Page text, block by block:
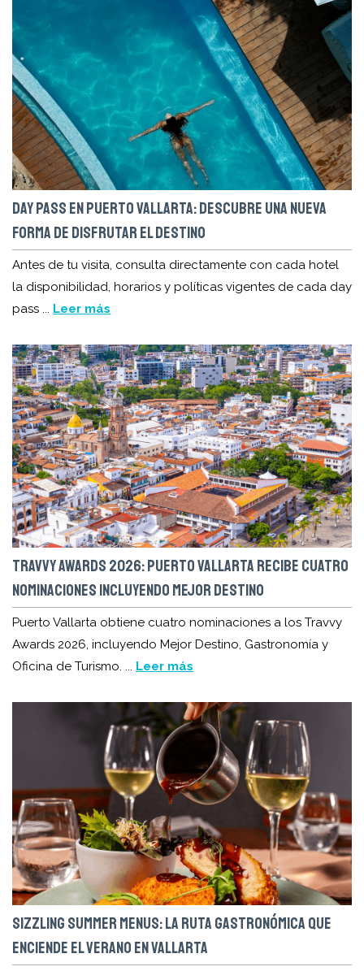
DAY PASS EN PUERTO VALLARTA: DESCUBRE UNA NUEVA
FORMA DE DISFRUTAR EL DESTINO
Antes de tu visita, consulta directamente con cada hotel
la disponibilidad, horarios y políticas vigentes de cada day
pass ... Leer más
TRAVVY AWARDS 2026: PUERTO VALLARTA RECIBE CUATRO
NOMINACIONES INCLUYENDO MEJOR DESTINO
Puerto Vallarta obtiene cuatro nominaciones a los Travvy
Awards 2026, incluyendo Mejor Destino, Gastronomía y
Oficina de Turismo. ... Leer más
SIZZLING SUMMER MENUS: LA RUTA GASTRONÓMICA QUE
ENCIENDE EL VERANO EN VALLARTA